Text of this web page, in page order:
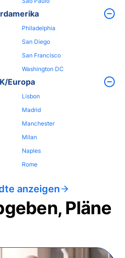
Philadelphia
San Diego
San Francisco
Washington DC
Europa
Lisbon
Madrid
Manchester
Milan
Naples
Rome
anzeigen
Pläne